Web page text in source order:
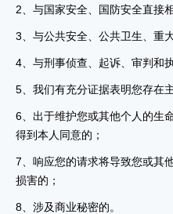
2、与国家安全、国防安全直接
3、与公共安全、公共卫生、重
4、与刑事侦查、起诉、审判和
5、我们有充分证据表明您存在
6、出于维护您或其他个人的生
得到本人同意的；
7、响应您的请求将导致您或其
损害的；
8、涉及商业秘密的。